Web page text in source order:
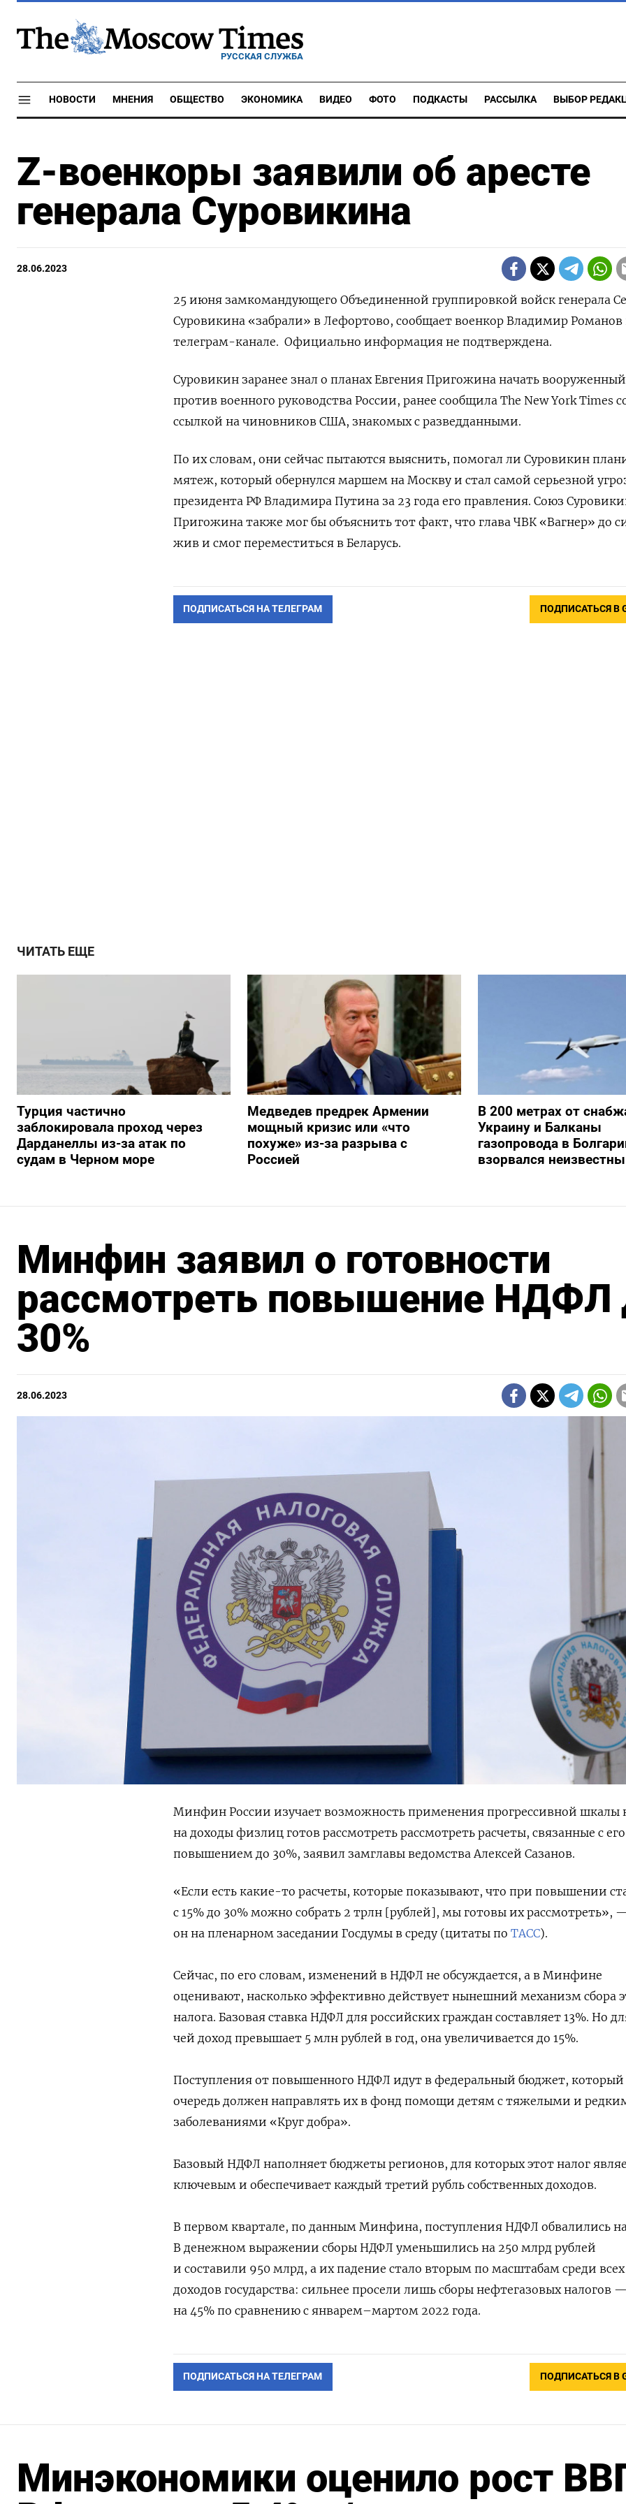
РУССКАЯ СЛУЖБА
НОВОСТИ МНЕНИЯ ОБЩЕСТВО ЭКОНОМИКА ВИДЕО ФОТО ПОДКАСТЫ РАССЫЛКА ВЫБОР
Z-военкоры заявили об аресте
генерала Суровикина
28.06.2023
25 июня замкомандующего Объединенной группировкой войск генерала
Суровикина «забрали» в Лефортово, сообщает военкор Владимир Романов
телеграм-канале. Официально информация не подтверждена.
Суровикин заранее знал о планах Евгения Пригожина начать
против военного руководства России, ранее сообщила The New York Times
ссылкой на чиновников США, знакомых с разведданными.
По их словам, они сейчас пытаются выяснить, помогал ли Суровикин
мятеж, который обернулся маршем на Москву и стал самой серьезной
президента РФ Владимира Путина за 23 года его правления. Союз
Пригожина также мог бы объяснить тот факт, что глава ЧВК «Вагнер» до
жив и смог переместиться в Беларусь.
ПОДПИСАТЬСЯ НА ТЕЛЕГРАМ ПОДПИСАТЬСЯ В
ЧИТАТЬ ЕЩЕ
Турция частично
заблокировала проход через
Дарданеллы из-за атак по
судам в Черном море
Медведев предрек Армении
мощный кризис или «что
похуже» из-за разрыва с
Россией
В 200 метрах от
Украину и Балканы
газопровода в
взорвался
Минфин заявил о готовности
рассмотреть повышение НДФЛ
30%
28.06.2023
Минфин России изучает возможность применения прогрессивной шкалы
на доходы физлиц готов рассмотреть рассмотреть расчеты, связанные с его
повышением до 30%, заявил замглавы ведомства Алексей Сазанов.
«Если есть какие-то расчеты, которые показывают, что при повышении
с 15% до 30% можно собрать 2 трлн [рублей], мы готовы их рассмотреть»,
он на пленарном заседании Госдумы в среду (цитаты по ТАСС).
Сейчас, по его словам, изменений в НДФЛ не обсуждается, а в Минфине
оценивают, насколько эффективно действует нынешний механизм сбора
налога. Базовая ставка НДФЛ для российских граждан составляет 13%. Но
чей доход превышает 5 млн рублей в год, она увеличивается до 15%.
Поступления от повышенного НДФЛ идут в федеральный бюджет, который
очередь должен направлять их в фонд помощи детям с тяжелыми и
заболеваниями «Круг добра».
Базовый НДФЛ наполняет бюджеты регионов, для которых этот налог
ключевым и обеспечивает каждый третий рубль собственных доходов.
В первом квартале, по данным Минфина, поступления НДФЛ обвалились
В денежном выражении сборы НДФЛ уменьшились на 250 млрд рублей
и составили 950 млрд, а их падение стало вторым по масштабам среди всех
доходов государства: сильнее просели лишь сборы нефтегазовых налогов
на 45% по сравнению с январем–мартом 2022 года.
ПОДПИСАТЬСЯ НА ТЕЛЕГРАМ ПОДПИСАТЬСЯ В
Минэкономики оценило рост